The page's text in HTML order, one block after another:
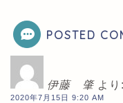
POSTED
伊藤 肇 より:
2020年7月15日 9:20 AM